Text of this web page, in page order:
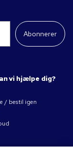
Abonnerer
vi hjælpe dig?
/ bestil igen